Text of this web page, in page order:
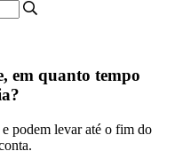
em quanto tempo
e podem levar até o fim do